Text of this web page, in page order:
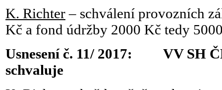
K. Richter– schválení provozních
Kč a fond údržby 2000 Kč tedy
Usnesení č. 11/ 2017: VV SH
schvaluje